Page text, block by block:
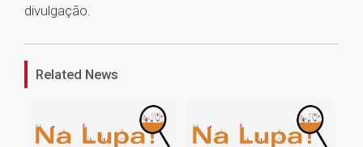
divulgação.
Related News